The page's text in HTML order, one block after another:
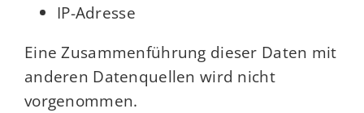
IP-Adresse
Eine Zusammenführung dieser Daten mit
anderen Datenquellen wird nicht
vorgenommen.